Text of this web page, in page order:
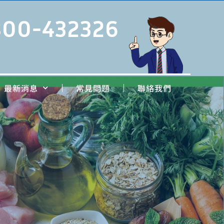
432326
最新消息 常見問題 聯絡我們